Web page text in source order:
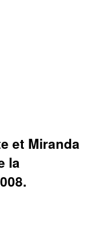
et Miranda
la